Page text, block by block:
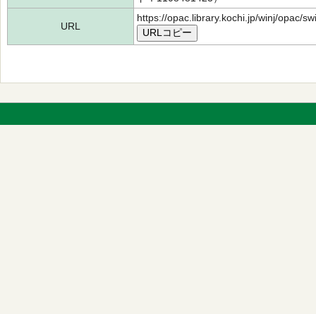
URL
https://opac.library.kochi.jp/winj/opac/
URLコピー